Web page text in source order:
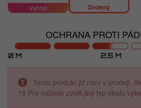
Vybrat Zvolený
OCHRANA PROTI
Tento produkt již není v prodeji.
15 Pro můžete zvolit jiný typ obalu výše.